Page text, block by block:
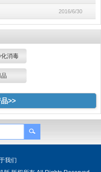
2016/6/30
消毒
>>
我们